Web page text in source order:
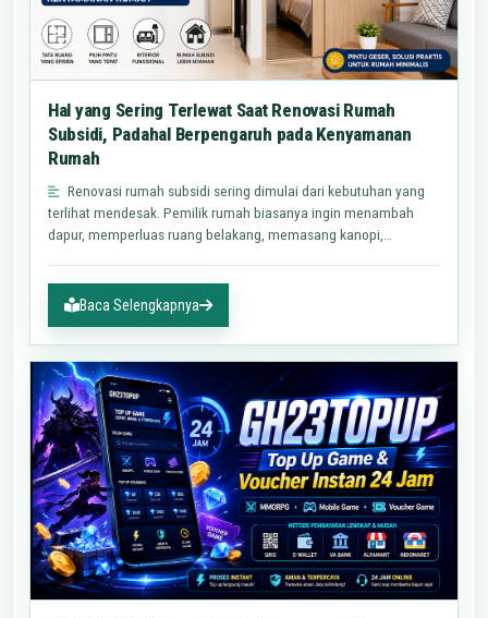
Hal yang Sering Terlewat Saat Renovasi Rumah
Subsidi, Padahal Berpengaruh pada Kenyamanan
Rumah
Renovasi rumah subsidi sering dimulai dari kebutuhan yang
terlihat mendesak. Pemilik rumah biasanya ingin menambah
dapur, memperluas ruang belakang, memasang kanopi,
Baca Selengkapnya